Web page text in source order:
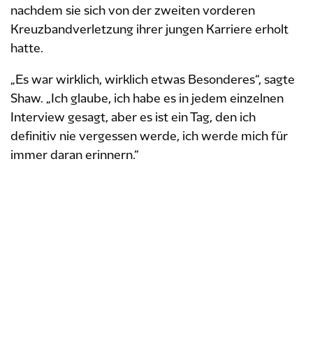
nachdem sie sich von der zweiten vorderen
Kreuzbandverletzung ihrer jungen Karriere erholt
hatte.
„Es war wirklich, wirklich etwas Besonderes“, sagte
Shaw. „Ich glaube, ich habe es in jedem einzelnen
Interview gesagt, aber es ist ein Tag, den ich
definitiv nie vergessen werde, ich werde mich für
immer daran erinnern.“